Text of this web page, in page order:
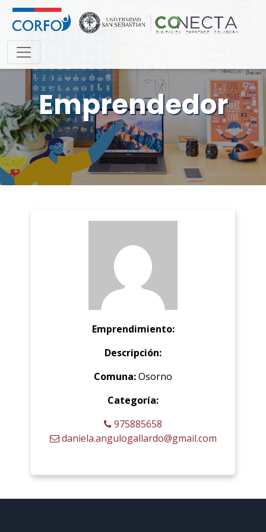
Emprendedor
Emprendimiento:
Descripción:
Comuna:Osorno
Categoría:
975885658
daniela.angulogallardo@gmail.com